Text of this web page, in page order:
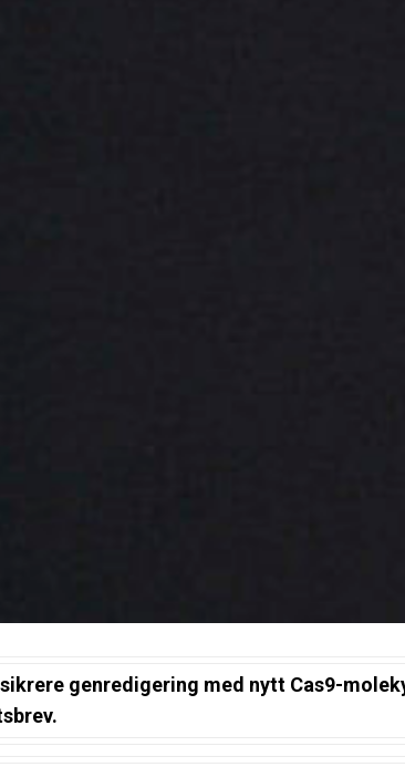
genredigering med nytt Cas9-